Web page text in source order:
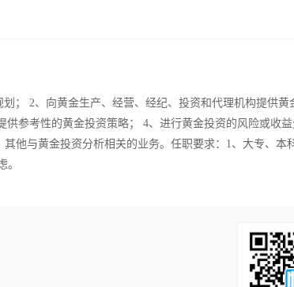
； 2、向黄金生产、经营、经纪、投资和代理机构提供黄
参考性的黄金投资策略； 4、进行黄金投资的风险或收
他与黄金投资分析相关的业务。任职要求：1、大专、本
。